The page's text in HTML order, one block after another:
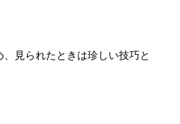
見られたときは珍しい技巧と